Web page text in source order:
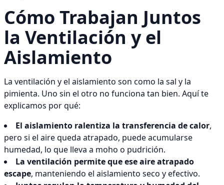
Cómo Trabajan Juntos
la Ventilación y el
Aislamiento
La ventilación y el aislamiento son como la sal y la
pimienta. Uno sin el otro no funciona tan bien. Aquí te
explicamos por qué:
El aislamiento ralentiza la transferencia de calor,
pero si el aire queda atrapado, puede acumularse
humedad, lo que lleva a moho o pudrición.
La ventilación permite que ese aire atrapado
escape, manteniendo el aislamiento seco y efectivo.